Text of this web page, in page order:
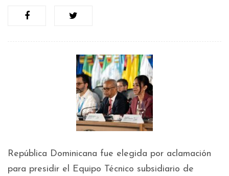
República Dominicana fue elegida por aclamación
para presidir el Equipo Técnico subsidiario de